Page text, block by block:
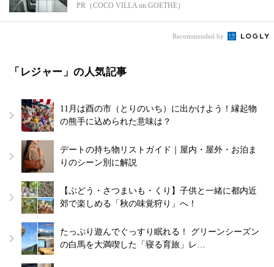
PR（COCO VILLA on GOETHE）
Recommended by
「レジャー」の人気記事
11月は酉の市（とりのいち）に出かけよう！縁起物
の熊手に込められた意味は？
デートの持ち物リストガイド｜屋内・屋外・お泊ま
りのシーン別に解説
【ぶどう・さつまいも・くり】子供と一緒に都内近
郊で楽しめる「秋の味覚狩り」へ！
たっぷり遊んでぐっすり眠れる！ グリーンシーズン
の白馬を大満喫した「寝る育旅」レ…